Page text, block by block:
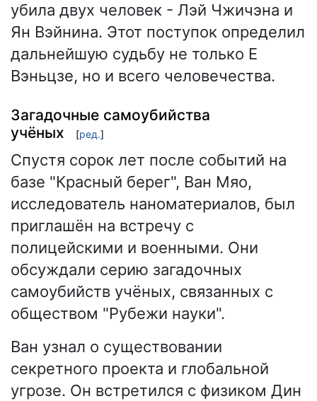
убила двух человек - Лэй Чжичэна и
Ян Вэйнина. Этот поступок определил
дальнейшую судьбу не только Е
Вэньцзе, но и всего человечества.
Загадочные самоубийства
учёных
[ред.]
Спустя сорок лет после событий на
базе "Красный берег", Ван Мяо,
исследователь наноматериалов, был
приглашён на встречу с
полицейскими и военными. Они
обсуждали серию загадочных
самоубийств учёных, связанных с
обществом "Рубежи науки".
Ван узнал о существовании
секретного проекта и глобальной
угрозе. Он встретился с физиком Дин